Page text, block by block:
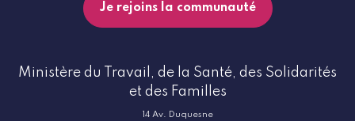
Je rejoins la communauté
Ministère du Travail, de la Santé, des Solidarités
et des Familles
14 Av. Duquesne